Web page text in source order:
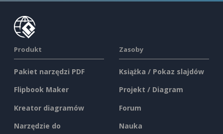
Produkt
Pakiet narzędzi PDF
Flipbook Maker
Kreator diagramów
Narzędzie do
Zasoby
Książka / Pokaz slajdów
Projekt / Diagram
Forum
Nauka